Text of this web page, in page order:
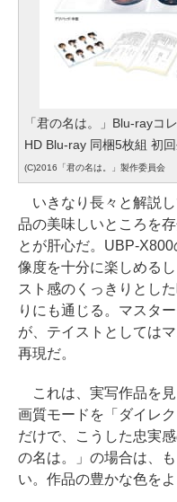
「君の名は。」Blu-rayコ
HD Blu-ray 同梱5枚組 初
(C)2016「君の名は。」製作委員会
いきなり長々と解説
品の美味しいところを
とが肝心だ。UBP-
像度を十分に楽しめる
スト感のくっきりとし
りにも通じる。マスタ
が、テイストとしては
再現だ。
これは、実写作品を見
画質モードを「ダイレ
だけで、こうした忠実
の名は。」の場合は、
い。作品の豊かな色を